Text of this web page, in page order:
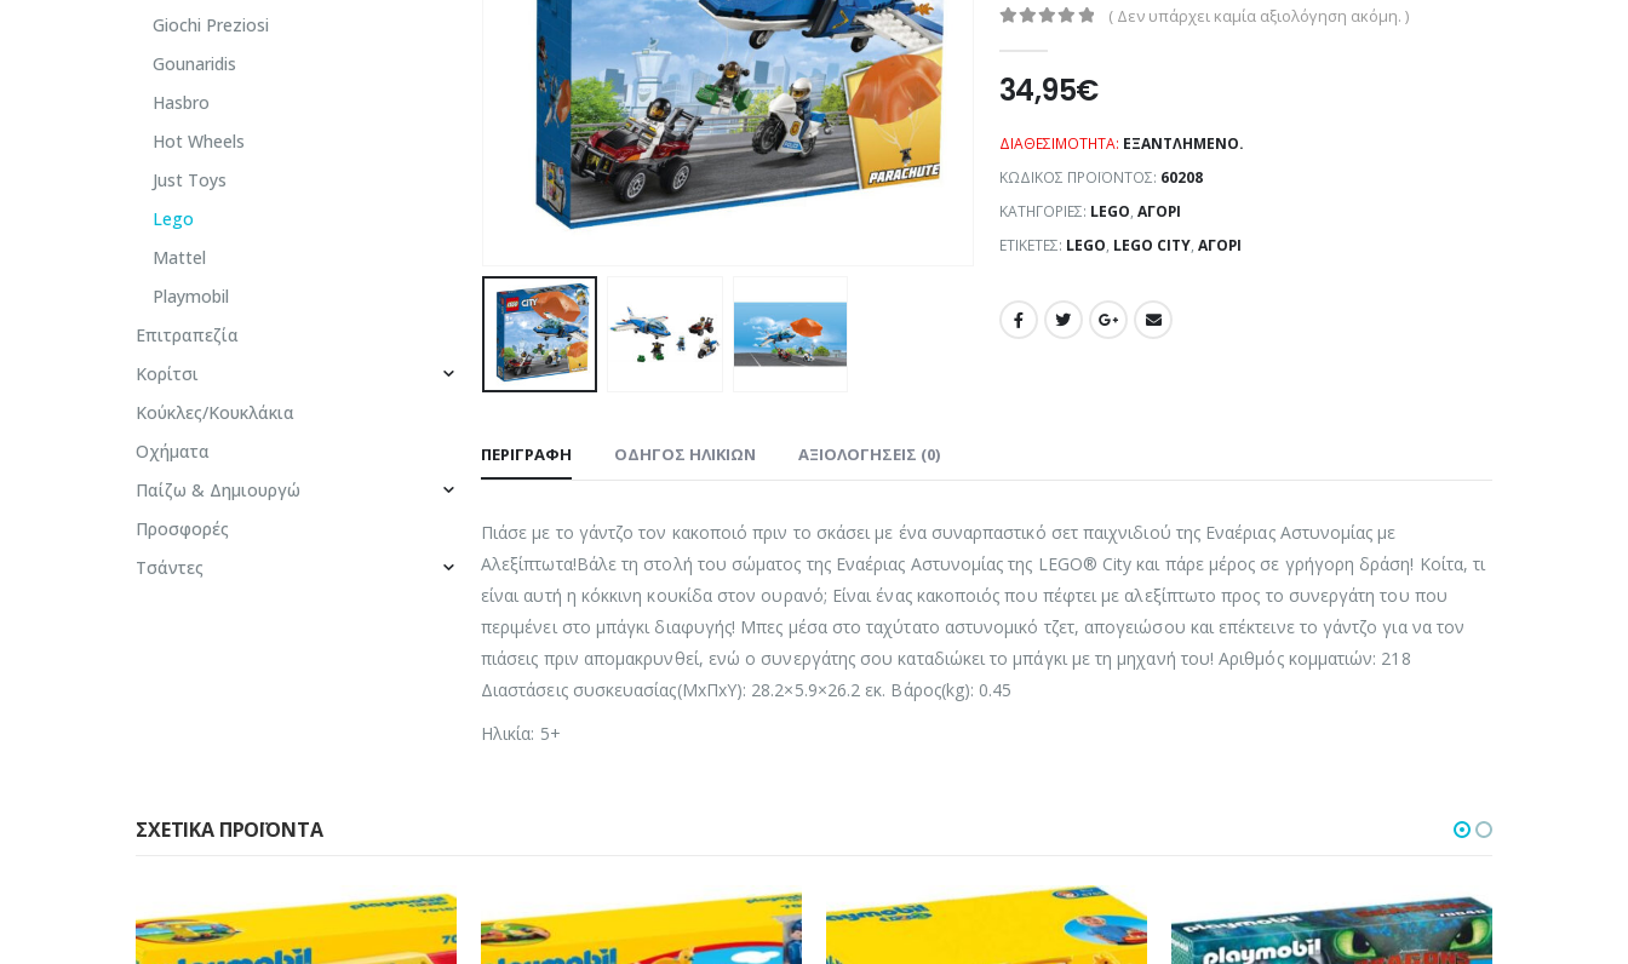
( Δεν υπάρχει καμία αξιολόγηση ακόμη. )
34,95€
ΔΙΑΘΕΣΙΜΌΤΗΤΑ: ΕΞΑΝΤΛΗΜΈΝΟ.
ΚΩΔΙΚΌΣ ΠΡΟΪΌΝΤΟΣ: 60208
ΚΑΤΗΓΟΡΊΕΣ: LEGO, ΑΓΌΡΙ
ΕΤΙΚΈΤΕΣ: LEGO, LEGO CITY, ΑΓΌΡΙ
ΠΕΡΙΓΡΑΦΉ ΟΔΗΓΌΣ ΗΛΙΚΙΏΝ ΑΞΙΟΛΟΓΉΣΕΙΣ (0)
Πιάσε με το γάντζο τον κακοποιό πριν το σκάσει με ένα συναρπαστικό σετ παιχνιδιού της Εναέριας Αστυνομίας με
Αλεξίπτωτα!Βάλε τη στολή του σώματος της Εναέριας Αστυνομίας της LEGO® City και πάρε μέρος σε γρήγορη δράση! Κοίτα, τι
είναι αυτή η κόκκινη κουκίδα στον ουρανό; Είναι ένας κακοποιός που πέφτει με αλεξίπτωτο προς το συνεργάτη του που
περιμένει στο μπάγκι διαφυγής! Μπες μέσα στο ταχύτατο αστυνομικό τζετ, απογειώσου και επέκτεινε το γάντζο για να τον
πιάσεις πριν απομακρυνθεί, ενώ ο συνεργάτης σου καταδιώκει το μπάγκι με τη μηχανή του! Αριθμός κομματιών: 218
Διαστάσεις συσκευασίας(ΜxΠxΥ): 28.2×5.9×26.2 εκ. Βάρος(kg): 0.45
Ηλικία: 5+
Giochi Preziosi
Gounaridis
Hasbro
Hot Wheels
Just Toys
Lego
Mattel
Playmobil
Επιτραπεζία
Κορίτσι
Κούκλες/Κουκλάκια
Οχήματα
Παίζω & Δημιουργώ
Προσφορές
Τσάντες
ΣΧΕΤΙΚΆ ΠΡΟΪΌΝΤΑ